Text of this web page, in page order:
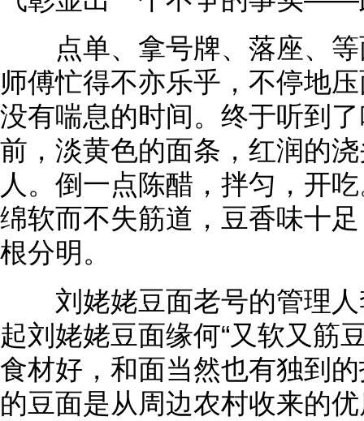
点单、拿号牌、落座、等
师傅忙得不亦乐乎，不停地
没有喘息的时间。终于听到
前，淡黄色的面条，红润的
人。倒一点陈醋，拌匀，开
绵软而不失筋道，豆香味十
根分明。
刘姥姥豆面老号的管理人
起刘姥姥豆面缘何“又软又筋
食材好，和面当然也有独到
的豆面是从周边农村收来的